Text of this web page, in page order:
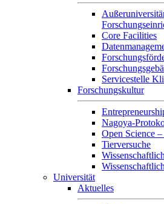
Core Facilities
Servicestelle
Forschungskultur
Nagoya-
Open Science
Tierversuche
Universität
Aktuelles